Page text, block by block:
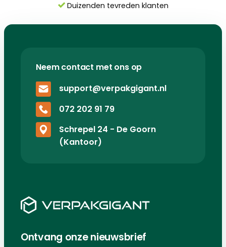
Duizenden tevreden klanten
Neem contact met ons op
support@verpakgigant.nl
072 202 91 79
Schrepel 24 - De Goorn
(Kantoor)
Ontvang onze nieuwsbrief